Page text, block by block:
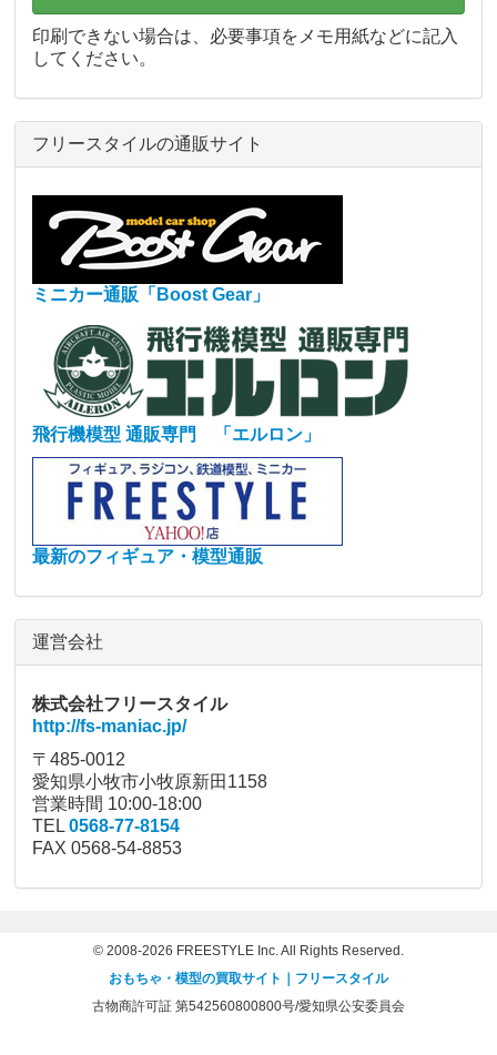
印刷できない場合は、必要事項をメモ用紙などに記入
してください。
フリースタイルの通販サイト
ミニカー通販「Boost Gear」
飛行機模型 通販専門 「エルロン」
最新のフィギュア・模型通販
運営会社
株式会社フリースタイル
http://fs-maniac.jp/
〒485-0012
愛知県小牧市小牧原新田1158
営業時間 10:00-18:00
TEL0568-77-8154
FAX 0568-54-8853
© 2008-2026 FREESTYLE Inc. All Rights Reserved.
おもちゃ・模型の買取サイト｜フリースタイル
古物商許可証 第542560800800号/愛知県公安委員会